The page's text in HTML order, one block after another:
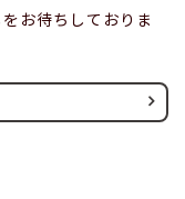
お待ちしておりま